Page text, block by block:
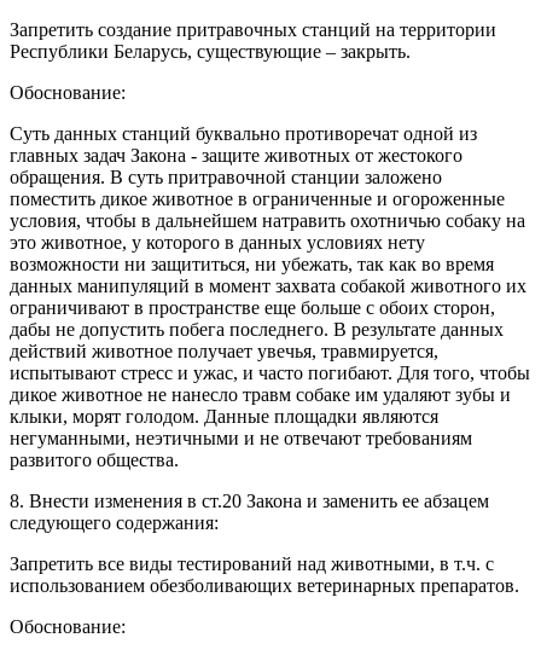
Запретить создание притравочных станций на территории
Республики Беларусь, существующие – закрыть.
Обоснование:
Суть данных станций буквально противоречат одной из
главных задач Закона - защите животных от жестокого
обращения. В суть притравочной станции заложено
поместить дикое животное в ограниченные и огороженные
условия, чтобы в дальнейшем натравить охотничью собаку на
это животное, у которого в данных условиях нету
возможности ни защититься, ни убежать, так как во время
данных манипуляций в момент захвата собакой животного их
ограничивают в пространстве еще больше с обоих сторон,
дабы не допустить побега последнего. В результате данных
действий животное получает увечья, травмируется,
испытывают стресс и ужас, и часто погибают. Для того, чтобы
дикое животное не нанесло травм собаке им удаляют зубы и
клыки, морят голодом. Данные площадки являются
негуманными, неэтичными и не отвечают требованиям
развитого общества.
8. Внести изменения в ст.20 Закона и заменить ее абзацем
следующего содержания:
Запретить все виды тестирований над животными, в т.ч. с
использованием обезболивающих ветеринарных препаратов.
Обоснование: